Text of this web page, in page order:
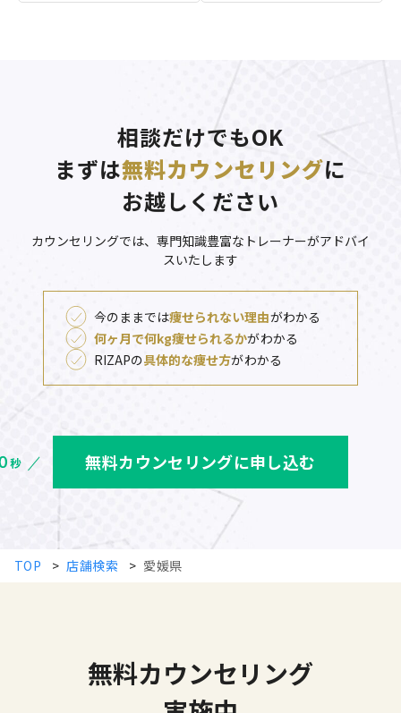
相談だけでもOK
まずは無料カウンセリングに
お越しください
カウンセリングでは、専門知識豊富なトレーナーがアドバイ
スいたします
今のままでは痩せられない理由がわかる
何ヶ月で何kg痩せられるかがわかる
RIZAPの具体的な痩せ方がわかる
無料カウンセリングに申し込む
TOP > 店舗検索 > 愛媛県
無料カウンセリング